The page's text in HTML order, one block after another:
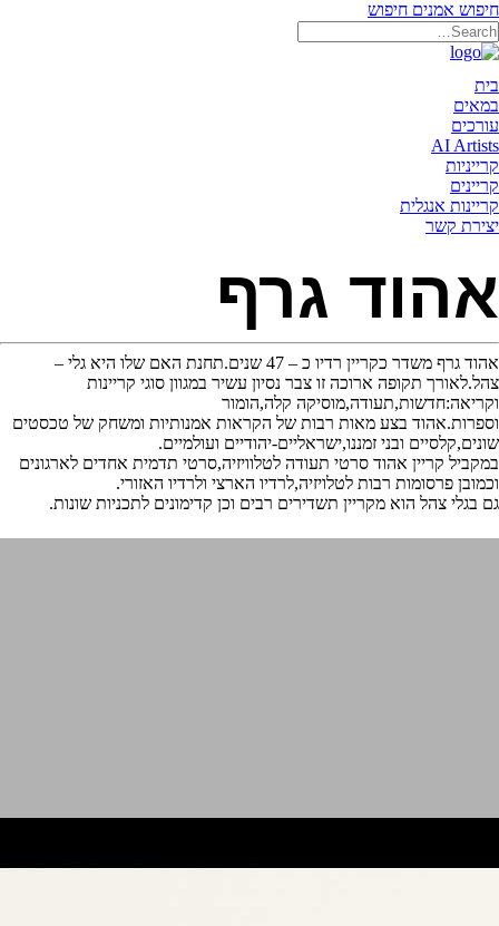
חיפוש אמנים חיפוש
בית
במאים
עורכים
AI Artists
קרייניות
קריינים
קריינות אנגלית
יצירת קשר
אהוד גרף
אהוד גרף משדר כקריין רדיו כ – 47 שנים.תחנת האם שלו היא גלי –
צהל.לאורך תקופה ארוכה זו צבר נסיון עשיר במגוון סוגי קריינות
וקריאה:חדשות,תעודה,מוסיקה קלה,הומור
וספרות.אהוד בצע מאות רבות של הקראות אמנותיות ומשחק של טכסטים
שונים,קלסיים ובני זמננו,ישראליים-יהודיים ועולמיים.
במקביל קריין אהוד סרטי תעודה לטלוויזיה,סרטי תדמית אחדים לארגונים
וכמובן פרסומות רבות לטלויזיה,לרדיו הארצי ולרדיו האזורי.
גם בגלי צהל הוא מקריין תשדירים רבים וכן קדימונים לתכניות שונות.